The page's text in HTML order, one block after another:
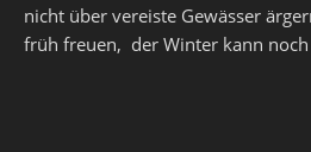
nicht über vereiste Gewässer
früh freuen, der Winter kann